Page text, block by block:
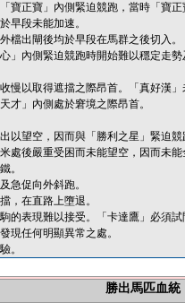
寶正寶」內側緊迫競跑，當時「寶
早段未能加速。
檔出閘後均於早段在馬群之後切入。
」內側緊迫競跑時開始難以穩定走
慢以取得遮擋之際昂首。「真好漢
才」內側處於窘境之際昂首。
以望空，因而與「勝利之星」緊迫競
處後嚴重受困而未能望空，因而未
。
急促向外斜跑。
，在直路上墮退。
的表現難以接受。「卡達鷹」必須
現任何明顯異常之處。
。
勝出馬匹血統